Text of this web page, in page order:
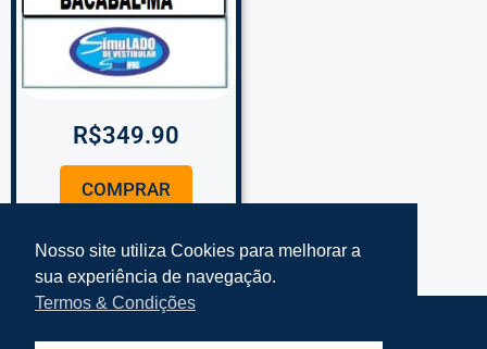
R$349.90
COMPRAR
Nosso site utiliza Cookies para melhorar a
sua experiência de navegação.
Termos & Condições